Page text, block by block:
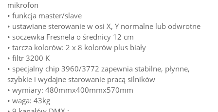
mikrofon
• funkcja master/slave
• ustawiane sterowanie w osi X, Y normalne lub odwrotne
• soczewka Fresnela o średnicy 12 cm
• tarcza kolorów: 2 x 8 kolorów plus biały
• filtr 3200 K
• specjalny chip 3960/3772 zapewnia stabilne, płynne,
szybkie i wydajne starowanie pracą silników
• wymiary: 480mmx400mmx570mm
• waga: 43kg